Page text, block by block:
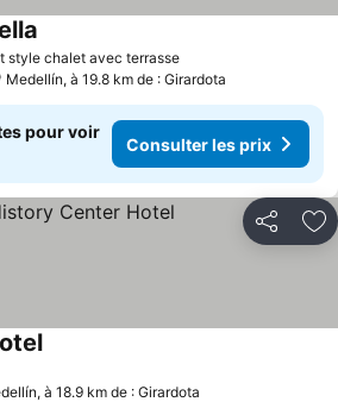
style chalet avec terrasse
Medellín, à 19.8 km de : Girardota
pour voir
Consulter les prix
Partager
à 18.9 km de : Girardota